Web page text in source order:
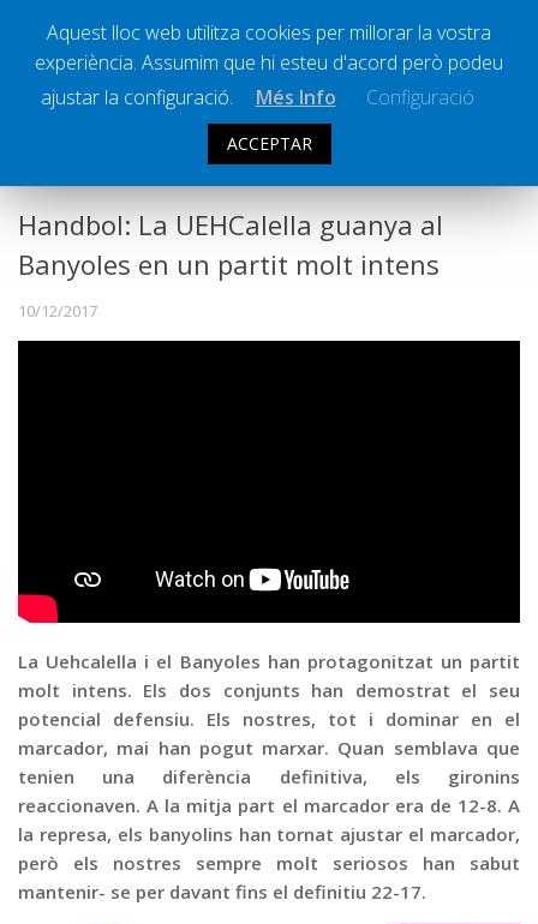
Successos
Publicitat
Contacte
Ràdio Calella Televisió
Handbol: La UEHCalella guanya al
Banyoles en un partit molt intens
10/12/2017
La Uehcalella i el Banyoles han protagonitzat un partit
molt intens. Els dos conjunts han demostrat el seu
potencial defensiu. Els nostres, tot i dominar en el
marcador, mai han pogut marxar. Quan semblava que
tenien una diferència definitiva, els gironins
reaccionaven. A la mitja part el marcador era de 12-8. A
la represa, els banyolins han tornat ajustar el marcador,
però els nostres sempre molt seriosos han sabut
mantenir- se per davant fins el definitiu 22-17.
Aquest lloc web utilitza cookies per millorar la vostra
experiència. Assumim que hi esteu d'acord però podeu
ajustar la configuració.
Més Info Configuració
ACCEPTAR